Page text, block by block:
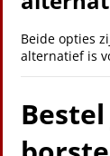
Beide opties
alternatief is